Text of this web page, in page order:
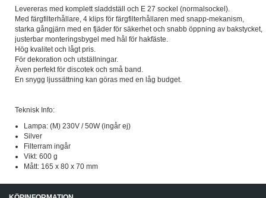
Levereras med komplett sladdställ och E 27 sockel (normalsockel).
Med färgfilterhållare, 4 klips för färgfilterhållaren med snapp-mekanism,
starka gångjärn med en fjäder för säkerhet och snabb öppning av bakstycket,
justerbar monteringsbygel med hål för hakfäste.
Hög kvalitet och lågt pris.
För dekoration och utställningar.
Även perfekt för discotek och små band.
En snygg ljussättning kan göras med en låg budget.
Teknisk Info:
Lampa: (M) 230V / 50W (ingår ej)
Silver
Filterram ingår
Vikt: 600 g
Mått: 165 x 80 x 70 mm